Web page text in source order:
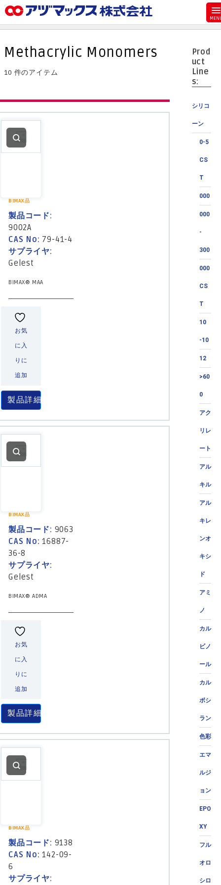
お気に入り
カート
代理店一覧
支払い
Prod
uct
Line
s:
シリコ
ーン
0-5
CS
T
000
000
-
300
000
CS
T
10
-10
12
>60
0
アク
リレ
ート
アル
キル
アル
キレ
ンオ
キシ
ド
アミ
ノ
カル
ビノ
ール
カル
ボシ
ラン
色彩
エマ
ルジ
ョン
EPO
XY
フル
オロ
シロ
Methacrylic Monomers
10 件のアイテム
BIMAX品
製品コード:
9002A
CAS No: 79-41-4
サプライヤ:
Gelest
BIMAX® MAA
お気
に入
りに
追加
製品詳細
BIMAX品
製品コード: 9063
CAS No:16887-
36-8
サプライヤ:
Gelest
BIMAX® ADMA
お気
に入
りに
追加
製品詳細
BIMAX品
製品コード: 9138
CAS No:142-09-
6
サプライヤ: